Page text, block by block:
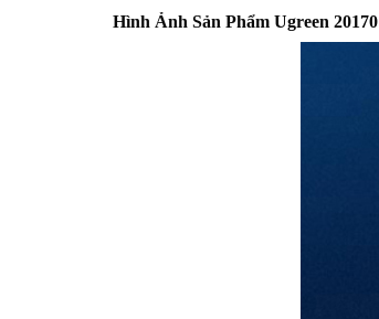
Hình Ảnh Sản Phẩm Ugreen 20170